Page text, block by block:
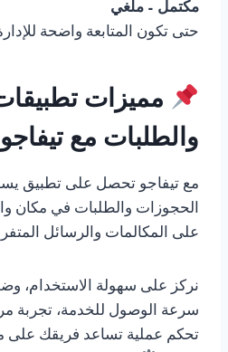
مكتمل – ملغي
حتى تكون المتابعة واضحة
مميزات
والطلبات مع تيفاجو
مع تيفاجو تحصل على تطبيق
الحجوزات والطلبات في مكان
على المكالمات والرسائل
نركز على سهولة الاستخدام،
سرعة الوصول للخدمة، تجربة
تحكم عملية تساعد فريقك على